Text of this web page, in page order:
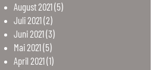
August2021(5)
Juli2021(2)
Juni2021(3)
Mai2021(5)
April 2021(1)